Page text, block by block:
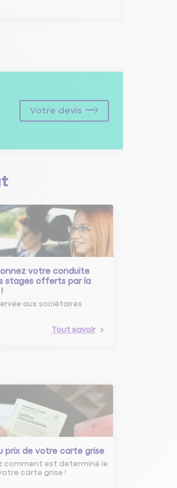
Votre devis
votre conduite
stages offerts par la
aux sociétaires
Tout savoir
prix de votre carte grise
comment est determiné le
carte grise !